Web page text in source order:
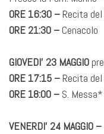
ORE 16:30 –Recita del
ORE 21:30 –Cenacolo
GIOVEDI’ 23 MAGGIO
ORE 17:15 –Recita del
ORE 18:00 – S. Messa*
VENERDI’ 24 MAGGIO